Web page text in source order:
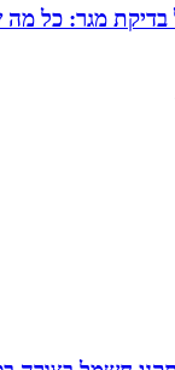
מגר: כל מה